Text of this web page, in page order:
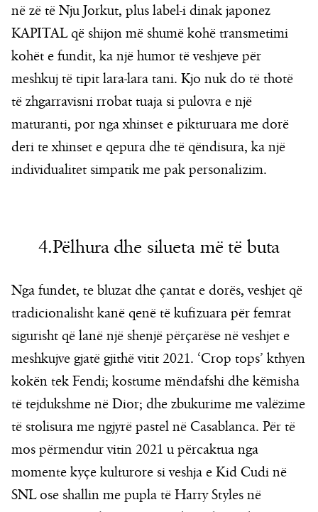
në zë të Nju Jorkut, plus label-i dinak japonez
KAPITAL që shijon më shumë kohë transmetimi
kohët e fundit, ka një humor të veshjeve për
meshkuj të tipit lara-lara tani. Kjo nuk do të thotë
të zhgarravisni rrobat tuaja si pulovra e një
maturanti, por nga xhinset e pikturuara me dorë
deri te xhinset e qepura dhe të qëndisura, ka një
individualitet simpatik me pak personalizim.
4.Pëlhura dhe silueta më të buta
Nga fundet, te bluzat dhe çantat e dorës, veshjet që
tradicionalisht kanë qenë të kufizuara për femrat
sigurisht që lanë një shenjë përçarëse në veshjet e
meshkujve gjatë gjithë vitit 2021. ‘Crop tops’ kthyen
kokën tek Fendi; kostume mëndafshi dhe këmisha
të tejdukshme në Dior; dhe zbukurime me valëzime
të stolisura me ngjyrë pastel në Casablanca. Për të
mos përmendur vitin 2021 u përcaktua nga
momente kyçe kulturore si veshja e Kid Cudi në
SNL ose shallin me pupla të Harry Styles në